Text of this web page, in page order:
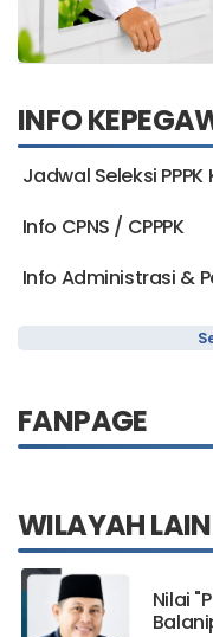
INFO
Jadwal Seleksi
Info CPNS / CPPPK
Info Administrasi &
FANPAGE
WILAYAH
Nilai